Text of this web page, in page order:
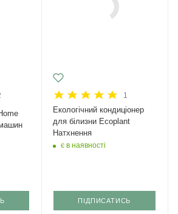
1
Екологічний кондиціонер
для білизни Ecoplant
Натхнення
є в наявності
ПІДПИСАТИСЬ